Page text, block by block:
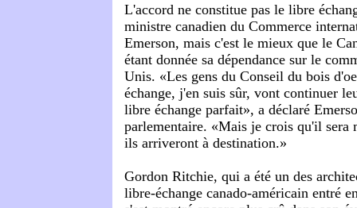
L'accord ne constitue pas le libre
ministre canadien du Commerce
Emerson, mais c'est le mieux que le
étant donnée sa dépendance sur le
Unis. «Les gens du Conseil du bois
échange, j'en suis sûr, vont continuer
libre échange parfait», a déclaré
parlementaire. «Mais je crois qu'il sera
ils arriveront à destination.»
Gordon Ritchie, qui a été un des
libre-échange canado-américain entré